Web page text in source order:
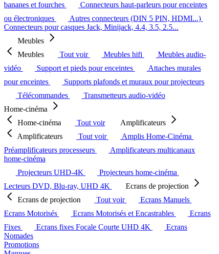
bananes et fourches
Connecteurs haut-parleurs pour enceintes
ou électroniques
Autres connecteurs (DIN 5 PIN, HDMI...)
Connecteurs pour casques Jack, Minijack, 4.4, 3.5, 2.5...
Meubles
Meubles
Tout voir Meubles hifi
Meubles audio-
vidéo
Support et pieds pour enceintes
Attaches murales
pour enceintes
Supports plafonds et muraux pour projecteurs
Télécommandes
Transmetteurs audio-vidéo
Home-cinéma
Home-cinéma
Tout voir
Amplificateurs
Amplificateurs
Tout voir
Amplis Home-Cinéma
Préamplificateurs processeurs
Amplificateurs multicanaux
home-cinéma
Projecteurs UHD-4K
Projecteurs home-cinéma
Lecteurs DVD, Blu-ray, UHD 4K
Ecrans de projection
Ecrans de projection
Tout voir
Ecrans Manuels
Ecrans Motorisés
Ecrans Motorisés et Encastrables
Ecrans
Fixes
Ecrans fixes Focale Courte UHD 4K
Ecrans
Nomades
Promotions